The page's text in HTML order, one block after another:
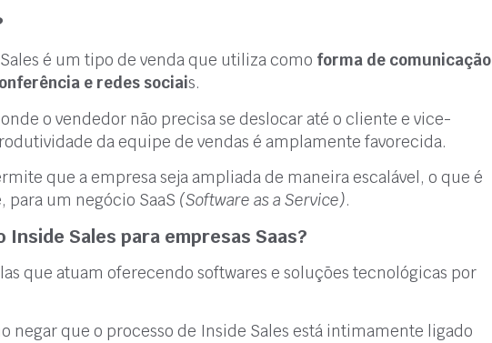
é um tipo de venda que utiliza como forma de comunicação
e redes sociais.
o vendedor não precisa se deslocar até o cliente e vice-
da equipe de vendas é amplamente favorecida.
que a empresa seja ampliada de maneira escalável, o que é
um negócio SaaS (Software as a Service).
Inside Sales para empresas Saas?
que atuam oferecendo softwares e soluções tecnológicas por
negar que o processo de Inside Sales está intimamente ligado